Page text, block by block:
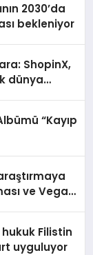
2030’da
bekleniyor
ShopinX,
dünya
“Kayıp
ve Vegan
Filistin
uyguluyor